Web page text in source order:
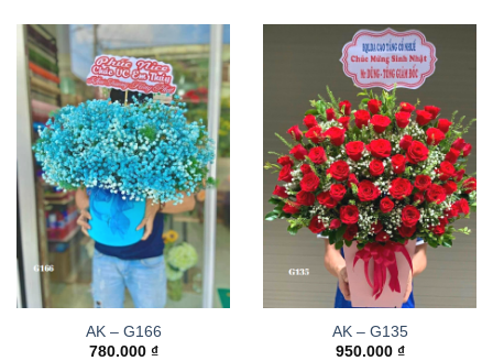
AK – G166
780.000 ₫
AK – G135
950.000 ₫